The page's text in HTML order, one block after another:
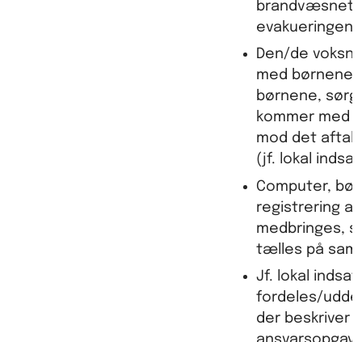
brandvæsnet
evakueringen.
Den/de
med
børnene,
kommer med
mod det
(jf. lokal
Computer,
registrering
medbringes,
tælles på
Jf. lokal
fordeles/
der beskriver